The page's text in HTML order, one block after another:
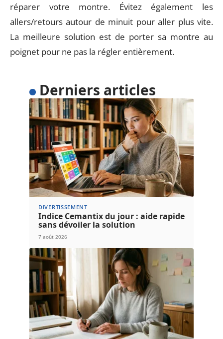
réparer votre montre. Évitez également les
allers/retours autour de minuit pour aller plus vite.
La meilleure solution est de porter sa montre au
poignet pour ne pas la régler entièrement.
Derniers articles
DIVERTISSEMENT
Indice Cemantix du jour : aide rapide
sans dévoiler la solution
7 août 2026